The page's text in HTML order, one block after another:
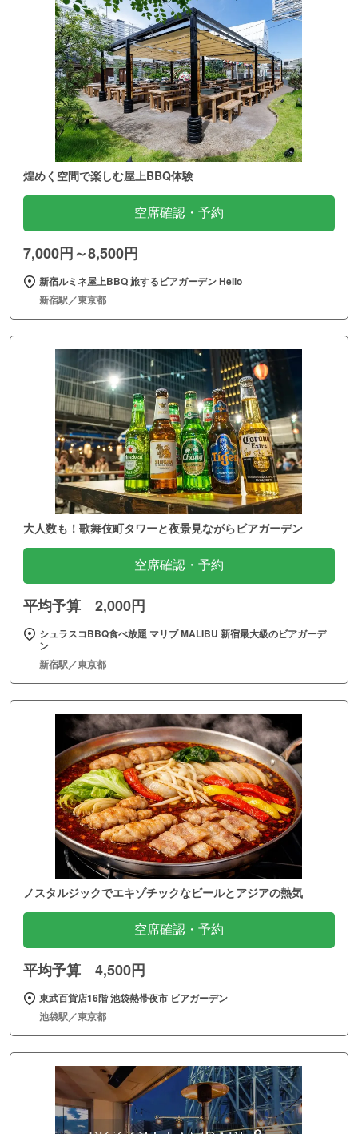
煌めく空間で楽しむ屋上BBQ体験
空席確認・予約
7,000円～8,500円
新宿ルミネ屋上BBQ 旅するビアガーデン Hello
新宿駅／東京都
大人数も！歌舞伎町タワーと夜景見ながらビアガーデン
空席確認・予約
平均予算 2,000円
シュラスコBBQ食べ放題 マリブ MALIBU 新宿最大級のビアガーデ
ン
新宿駅／東京都
ノスタルジックでエキゾチックなビールとアジアの熱気
空席確認・予約
平均予算 4,500円
東武百貨店16階 池袋熱帯夜市 ビアガーデン
池袋駅／東京都